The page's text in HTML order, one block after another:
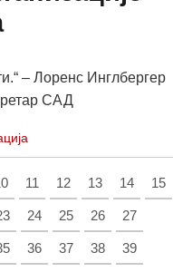
– Лоренс Инглбергер
САД
11 12 13 14 15
24 25 26 27
36 37 38 39